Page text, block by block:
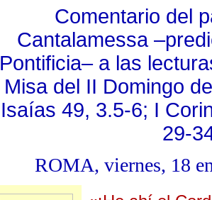
Comentario del
Cantalamessa
Pontificia– a las
Misa del II Domingo
Isaías 49, 3.5-6; I
29-
ROMA, viernes, 18